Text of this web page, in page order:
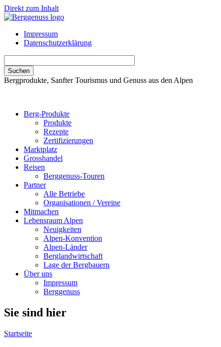
Direkt zum Inhalt
Impressum
Datenschutzerklärung
Bergprodukte, Sanfter Tourismus und Genuss aus den Alpen
Berg-Produkte
Produkte
Rezepte
Zertifizierungen
Marktplatz
Grosshandel
Reisen
Berggenuss-Touren
Partner
Alle Betriebe
Organisationen / Vereine
Mitmachen
Lebensraum Alpen
Neuigkeiten
Alpen-Konvention
Alpen-Länder
Berglandwirtschaft
Lage der Bergbauern
Über uns
Impressum
Berggenuss
Sie sind hier
Startseite